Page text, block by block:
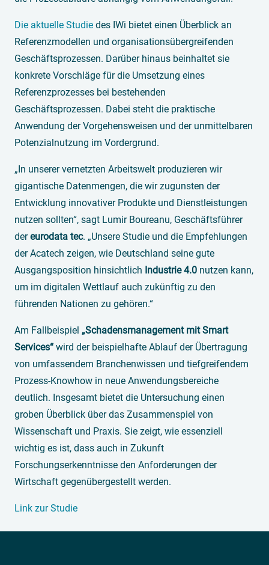
Die aktuelle Studie des IWi bietet einen Überblick an
Referenzmodellen und organisationsübergreifenden
Geschäftsprozessen. Darüber hinaus beinhaltet sie
konkrete Vorschläge für die Umsetzung eines
Referenzprozesses bei bestehenden
Geschäftsprozessen. Dabei steht die praktische
Anwendung der Vorgehensweisen und der unmittelbaren
Potenzialnutzung im Vordergrund.
„In unserer vernetzten Arbeitswelt produzieren wir
gigantische Datenmengen, die wir zugunsten der
Entwicklung innovativer Produkte und Dienstleistungen
nutzen sollten“, sagt Lumir Boureanu, Geschäftsführer
dereurodata tec. „Unsere Studie und die Empfehlungen
der Acatech zeigen, wie Deutschland seine gute
Ausgangsposition hinsichtlich Industrie 4.0 nutzen kann,
um im digitalen Wettlauf auch zukünftig zu den
führenden Nationen zu gehören.“
Am Fallbeispiel „Schadensmanagement mit Smart
Services“ wird der beispielhafte Ablauf der Übertragung
von umfassendem Branchenwissen und tiefgreifendem
Prozess-Knowhow in neue Anwendungsbereiche
deutlich. Insgesamt bietet die Untersuchung einen
groben Überblick über das Zusammenspiel von
Wissenschaft und Praxis. Sie zeigt, wie essenziell
wichtig es ist, dass auch in Zukunft
Forschungserkenntnisse den Anforderungen der
Wirtschaft gegenübergestellt werden.
Link zur Studie